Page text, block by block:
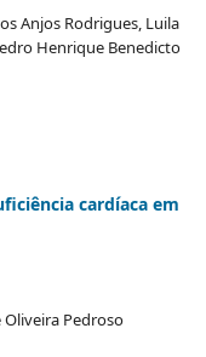
Anjos Rodrigues, Luila
Henrique Benedicto
cardíaca em
Oliveira Pedroso